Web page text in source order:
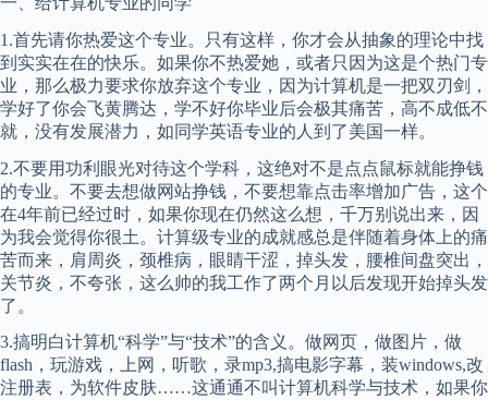
1.首先请你热爱这个专业。只有这样，你才会从抽象的理论中找
到实实在在的快乐。如果你不热爱她，或者只因为这是个热门专
业，那么极力要求你放弃这个专业，因为计算机是一把双刃剑，
学好了你会飞黄腾达，学不好你毕业后会极其痛苦，高不成低不
就，没有发展潜力，如同学英语专业的人到了美国一样。
2.不要用功利眼光对待这个学科，这绝对不是点点鼠标就能挣钱
的专业。不要去想做网站挣钱，不要想靠点击率增加广告，这个
在4年前已经过时，如果你现在仍然这么想，千万别说出来，因
为我会觉得你很土。计算级专业的成就感总是伴随着身体上的痛
苦而来，肩周炎，颈椎病，眼睛干涩，掉头发，腰椎间盘突出，
关节炎，不夸张，这么帅的我工作了两个月以后发现开始掉头发
了。
3.搞明白计算机“科学”与“技术”的含义。做网页，做图片，做
flash，玩游戏，上网，听歌，录mp3,搞电影字幕，装windows,改
注册表，为软件皮肤……这通通不叫计算机科学与技术，如果你